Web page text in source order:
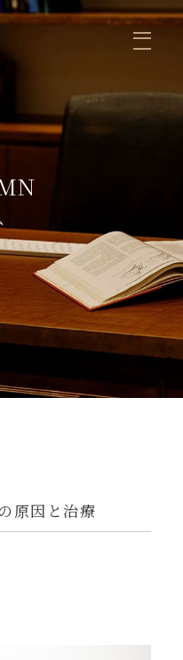
ン注射
原因と治療